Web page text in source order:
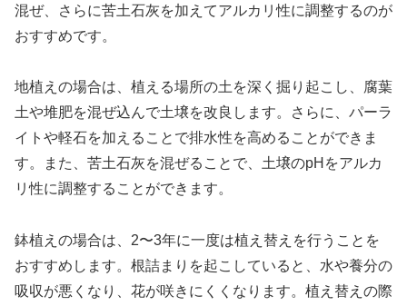
混ぜ、さらに苦土石灰を加えてアルカリ性に調整するのが
おすすめです。
地植えの場合は、植える場所の土を深く掘り起こし、腐葉
土や堆肥を混ぜ込んで土壌を改良します。さらに、パーラ
イトや軽石を加えることで排水性を高めることができま
す。また、苦土石灰を混ぜることで、土壌のpHをアルカ
リ性に調整することができます。
鉢植えの場合は、2〜3年に一度は植え替えを行うことを
おすすめします。根詰まりを起こしていると、水や養分の
吸収が悪くなり、花が咲きにくくなります。植え替えの際